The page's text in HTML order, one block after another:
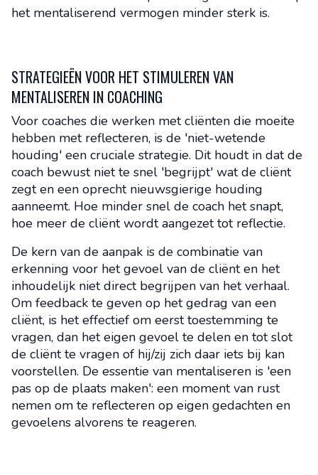
het mentaliserend vermogen minder sterk is.
STRATEGIEËN VOOR HET STIMULEREN VAN
MENTALISEREN IN COACHING
Voor coaches die werken met cliënten die moeite
hebben met reflecteren, is de 'niet-wetende
houding' een cruciale strategie. Dit houdt in dat de
coach bewust niet te snel 'begrijpt' wat de cliënt
zegt en een oprecht nieuwsgierige houding
aanneemt. Hoe minder snel de coach het snapt,
hoe meer de cliënt wordt aangezet tot reflectie.
De kern van de aanpak is de combinatie van
erkenning voor het gevoel van de cliënt en het
inhoudelijk niet direct begrijpen van het verhaal.
Om feedback te geven op het gedrag van een
cliënt, is het effectief om eerst toestemming te
vragen, dan het eigen gevoel te delen en tot slot
de cliënt te vragen of hij/zij zich daar iets bij kan
voorstellen. De essentie van mentaliseren is 'een
pas op de plaats maken': een moment van rust
nemen om te reflecteren op eigen gedachten en
gevoelens alvorens te reageren.